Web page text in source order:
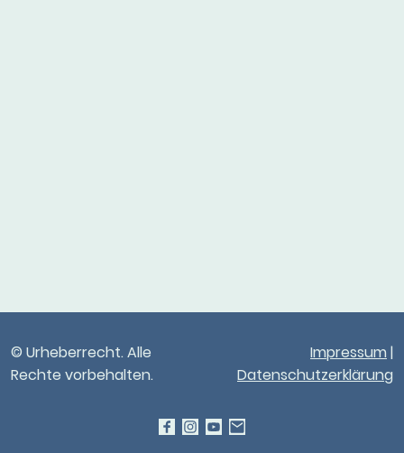
© Urheberrecht. Alle
Rechte vorbehalten.
Impressum |
Datenschutzerklärung